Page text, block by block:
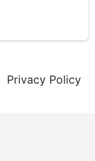
Privacy Policy